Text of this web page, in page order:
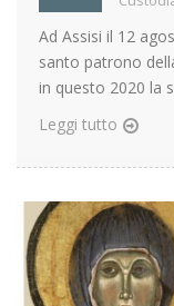
Ad Assisi il 12
santo patrono
in questo 2020 la
Leggi tutto